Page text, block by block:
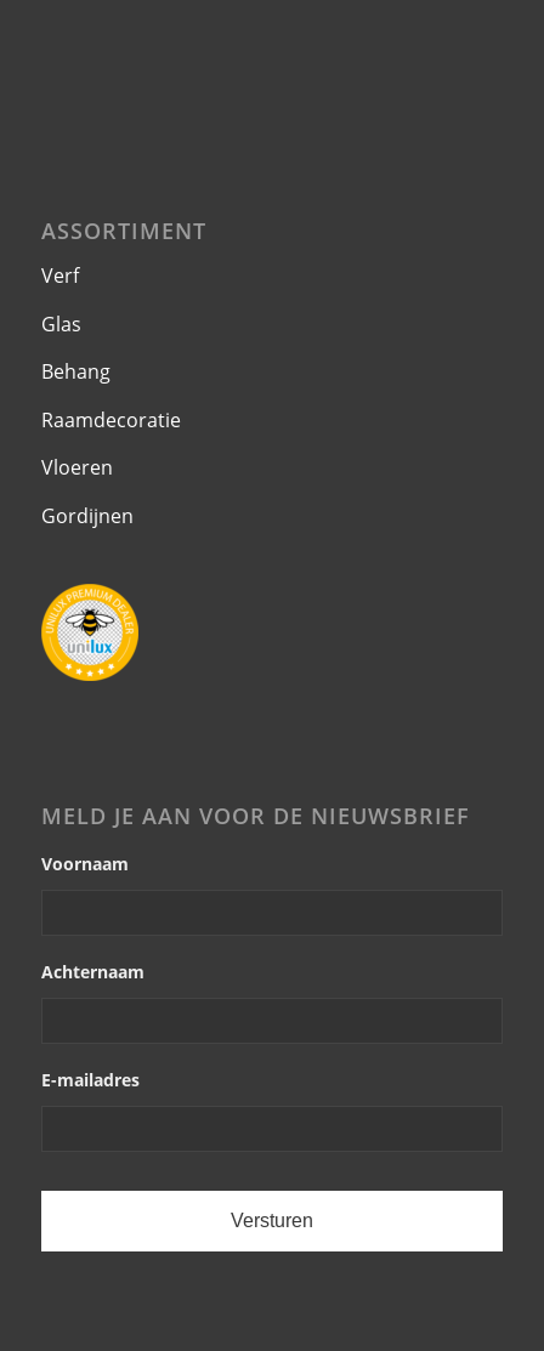
ASSORTIMENT
Verf
Glas
Behang
Raamdecoratie
Vloeren
Gordijnen
MELD JE AAN VOOR DE NIEUWSBRIEF
Voornaam
Achternaam
E-mailadres